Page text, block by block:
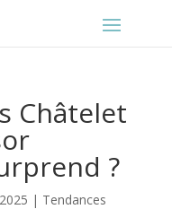
Châtelet
?
| Tendances